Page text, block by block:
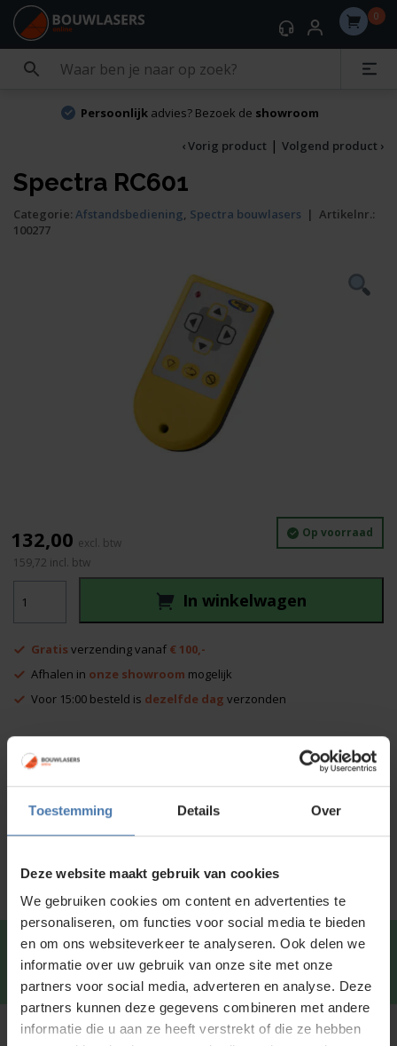
Toestemming Details Over
Deze website maakt gebruik van cookies
We gebruiken cookies om content en advertenties te
personaliseren, om functies voor social media te bieden
en om ons websiteverkeer te analyseren. Ook delen we
informatie over uw gebruik van onze site met onze
partners voor social media, adverteren en analyse. Deze
partners kunnen deze gegevens combineren met andere
informatie die u aan ze heeft verstrekt of die ze hebben
0
Persoonlijkadvies? Bezoek de showroom
‹ Vorig product | Volgend product ›
Spectra RC601
Categorie: Afstandsbediening, Spectra bouwlasers | Artikelnr.:
100277
Op voorraad
RC601
aantal
159,72 incl. btw
In winkelwagen
132,00
Gratis verzending vanaf € 100,-
Afhalen in onze showroom mogelijk
Voor 15:00 besteld is dezelfde dag verzonden
Productinformatie
Service en kalibratie
Snel en direct contact? We beantwoorden je vragen
graag via Whatsapp.